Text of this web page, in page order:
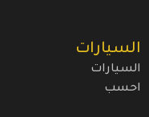
السيارات
السيارات
احسب